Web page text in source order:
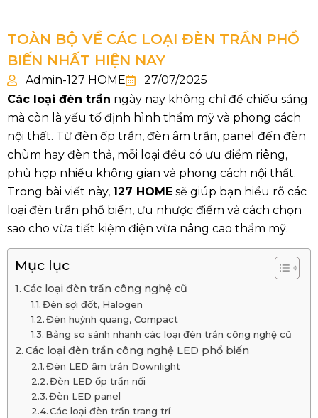
TOÀN BỘ VỀ CÁC LOẠI ĐÈN TRẦN PHỔ
BIẾN NHẤT HIỆN NAY
Admin-127 HOME
27/07/2025
Các loại đèn trần ngày nay không chỉ để chiếu sáng
mà còn là yếu tố định hình thẩm mỹ và phong cách
nội thất. Từ đèn ốp trần, đèn âm trần, panel đến đèn
chùm hay đèn thả, mỗi loại đều có ưu điểm riêng,
phù hợp nhiều không gian và phong cách nội thất.
Trong bài viết này, 127 HOME sẽ giúp bạn hiểu rõ các
loại đèn trần phổ biến, ưu nhược điểm và cách chọn
sao cho vừa tiết kiệm điện vừa nâng cao thẩm mỹ.
Mục lục
Các loại đèn trần công nghệ cũ
Đèn sợi đốt, Halogen
Đèn huỳnh quang, Compact
Bảng so sánh nhanh các loại đèn trần công nghệ cũ
Các loại đèn trần công nghệ LED phổ biến
Đèn LED âm trần Downlight
Đèn LED ốp trần nổi
Đèn LED panel
Các loại đèn trần trang trí